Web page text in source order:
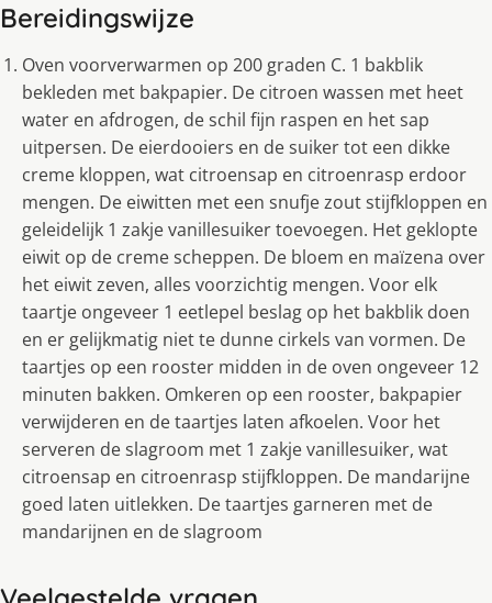
Bereidingswijze
Oven voorverwarmen op 200 graden C. 1 bakblik
bekleden met bakpapier. De citroen wassen met heet
water en afdrogen, de schil fijn raspen en het sap
uitpersen. De eierdooiers en de suiker tot een dikke
creme kloppen, wat citroensap en citroenrasp erdoor
mengen. De eiwitten met een snufje zout stijfkloppen en
geleidelijk 1 zakje vanillesuiker toevoegen. Het geklopte
eiwit op de creme scheppen. De bloem en maïzena over
het eiwit zeven, alles voorzichtig mengen. Voor elk
taartje ongeveer 1 eetlepel beslag op het bakblik doen
en er gelijkmatig niet te dunne cirkels van vormen. De
taartjes op een rooster midden in de oven ongeveer 12
minuten bakken. Omkeren op een rooster, bakpapier
verwijderen en de taartjes laten afkoelen. Voor het
serveren de slagroom met 1 zakje vanillesuiker, wat
citroensap en citroenrasp stijfkloppen. De mandarijne
goed laten uitlekken. De taartjes garneren met de
mandarijnen en de slagroom